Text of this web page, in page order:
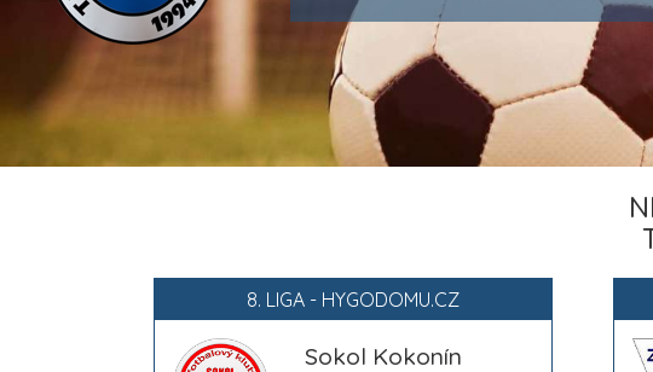
8. LIGA - HYGODOMU.CZ
Sokol Kokonín